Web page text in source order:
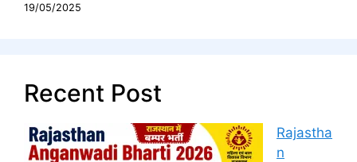
19/05/2025
Recent Post
Rajastha
n